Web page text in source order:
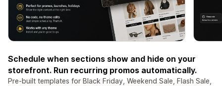
Schedule when sections show and hide on your
storefront. Run recurring promos automatically.
Pre-built templates for Black Friday, Weekend Sale, Flash Sale,